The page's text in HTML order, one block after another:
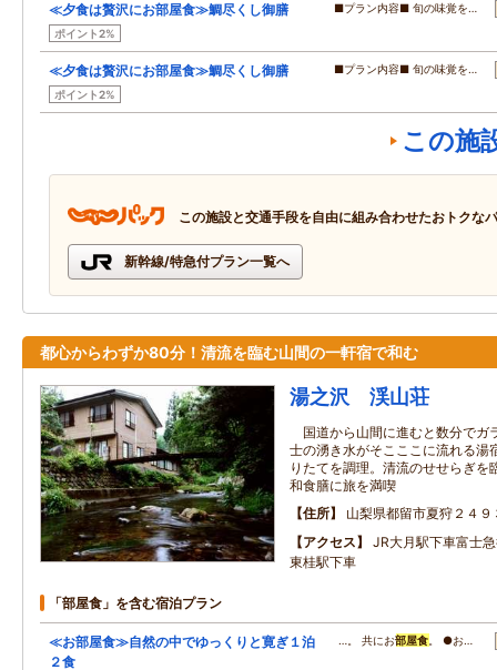
≪夕食は贅沢にお部屋食≫鯛尽くし御膳
ポイント2%
■プラン内容■ 旬の味覚を…
≪夕食は贅沢にお部屋食≫鯛尽くし御膳
ポイント2%
■プラン内容■ 旬の味覚を…
この施
この施設と交通手段を自由に組み合わせたおトクな
新幹線/特急付プラン一覧へ
都心からわずか80分！清流を臨む山間の一軒宿で和む
湯之沢 渓山荘
国道から山間に進むと数分でガ
士の湧き水がそこここに流れる湯
りたてを調理。清流のせせらぎを
和食膳に旅を満喫
住所
山梨県都留市夏狩２４９
アクセス
JR大月駅下車富士
東桂駅下車
「部屋食」を含む宿泊プラン
≪お部屋食≫自然の中でゆっくりと寛ぎ１泊
２食
…。 共にお部屋食 。 ●お…